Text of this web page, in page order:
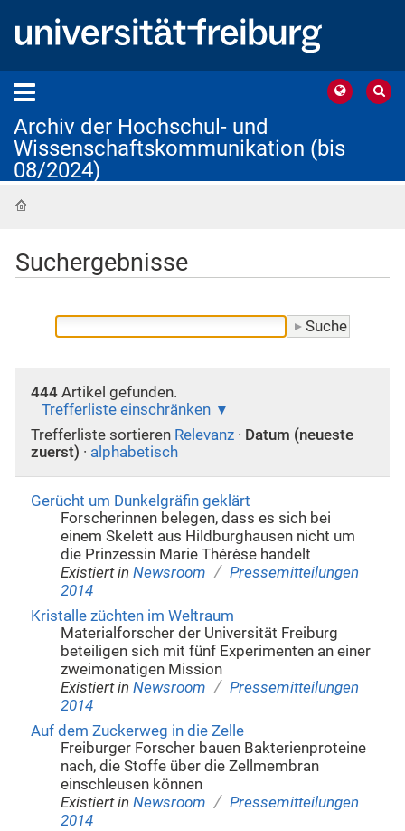
Archiv der Hochschul- und
Wissenschaftskommunikation (bis
08/2024)
Suchergebnisse
444Artikel gefunden.
Trefferliste einschränken
Trefferliste sortieren Relevanz · Datum (neueste
zuerst) · alphabetisch
Gerücht um Dunkelgräfin geklärt
Forscherinnen belegen, dass es sich bei
einem Skelett aus Hildburghausen nicht um
die Prinzessin Marie Thérèse handelt
Existiert in Newsroom / Pressemitteilungen
2014
Kristalle züchten im Weltraum
Materialforscher der Universität Freiburg
beteiligen sich mit fünf Experimenten an einer
zweimonatigen Mission
Existiert in Newsroom / Pressemitteilungen
2014
Auf dem Zuckerweg in die Zelle
Freiburger Forscher bauen Bakterienproteine
nach, die Stoffe über die Zellmembran
einschleusen können
Existiert in Newsroom / Pressemitteilungen
2014